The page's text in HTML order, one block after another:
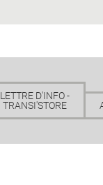
LETTRE D'INFO -
TRANSI'STORE